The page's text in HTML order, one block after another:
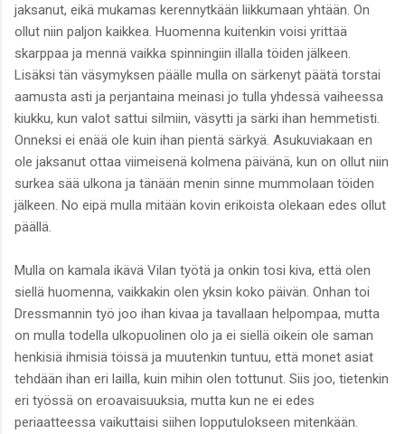
jaksanut, eikä mukamas kerennytkään liikkumaan yhtään. On
ollut niin paljon kaikkea. Huomenna kuitenkin voisi yrittää
skarppaa ja mennä vaikka spinningiin illalla töiden jälkeen.
Lisäksi tän väsymyksen päälle mulla on särkenyt päätä torstai
aamusta asti ja perjantaina meinasi jo tulla yhdessä vaiheessa
kiukku, kun valot sattui silmiin, väsytti ja särki ihan hemmetisti.
Onneksi ei enää ole kuin ihan pientä särkyä. Asukuviakaan en
ole jaksanut ottaa viimeisenä kolmena päivänä, kun on ollut niin
surkea sää ulkona ja tänään menin sinne mummolaan töiden
jälkeen. No eipä mulla mitään kovin erikoista olekaan edes ollut
päällä.
Mulla on kamala ikävä Vilan työtä ja onkin tosi kiva, että olen
siellä huomenna, vaikkakin olen yksin koko päivän. Onhan toi
Dressmannin työ joo ihan kivaa ja tavallaan helpompaa, mutta
on mulla todella ulkopuolinen olo ja ei siellä oikein ole saman
henkisiä ihmisiä töissä ja muutenkin tuntuu, että monet asiat
tehdään ihan eri lailla, kuin mihin olen tottunut. Siis joo, tietenkin
eri työssä on eroavaisuuksia, mutta kun ne ei edes
periaatteessa vaikuttaisi siihen lopputulokseen mitenkään.